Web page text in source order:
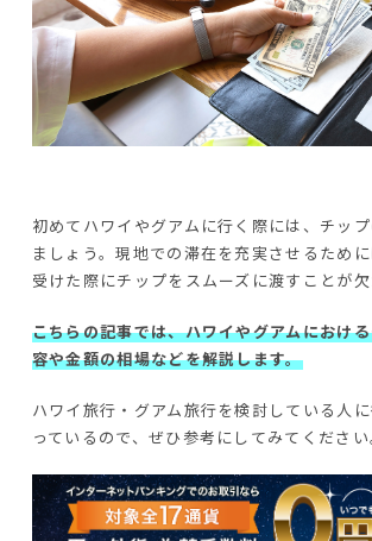
初めてハワイやグアムに行く際には、チッ
ましょう。現地での滞在を充実させるため
受けた際にチップをスムーズに渡すことが欠
こちらの記事では、ハワイやグアムにおけ
容や金額の相場などを解説します。
ハワイ旅行・グアム旅行を検討している人
っているので、ぜひ参考にしてみてください